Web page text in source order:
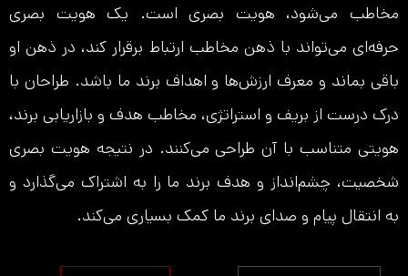
مخاطب می‌شود، هویت بصری است. یک هویت بصری
حرفه‌ای می‌تواند با ذهن مخاطب ارتباط برقرار کند، در ذهن او
باقی بماند و معرف ارزش‌ها و اهداف برند ما باشد. طراحان با
درک درست از بریف و استراتژی، مخاطب هدف و بازاریابی برند،
هویتی متناسب با آن طراحی می‌کنند. در نتیجه هویت بصری
شخصیت، چشم‌انداز و هدف برند ما را به اشتراک می‌گذارد و
به انتقال پیام و صدای برند ما کمک بسیاری می‌کند.